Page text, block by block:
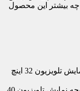
چه بیشتر این محصول
32 اینچ